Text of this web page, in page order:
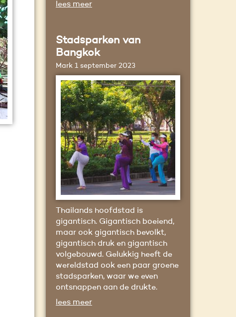
lees meer
Stadsparken van
Bangkok
Mark 1 september 2023
Thailands hoofdstad is
gigantisch. Gigantisch boeiend,
maar ook gigantisch bevolkt,
gigantisch druk en gigantisch
volgebouwd. Gelukkig heeft de
wereldstad ook een paar groene
stadsparken, waar we even
ontsnappen aan de drukte.
lees meer